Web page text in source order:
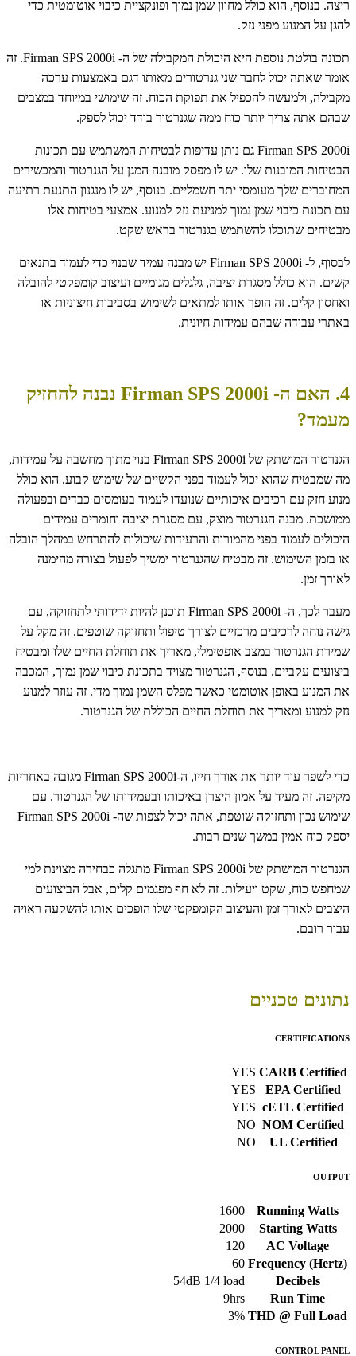
ריצה. בנוסף, הוא כולל מחוון שמן נמוך ופונקציית כיבוי אוטומטית כדי
להגן על המנוע מפני נזק.
תכונה בולטת נוספת היא היכולת המקבילה של ה- Firman SPS 2000i. זה
אומר שאתה יכול לחבר שני גנרטורים מאותו דגם באמצעות ערכה
מקבילה, ולמעשה להכפיל את תפוקת הכוח. זה שימושי במיוחד במצבים
שבהם אתה צריך יותר כוח ממה שגנרטור בודד יכול לספק.
Firman SPS 2000i גם נותן עדיפות לבטיחות המשתמש עם תכונות
הבטיחות המובנות שלו. יש לו מפסק מובנה המגן על הגנרטור והמכשירים
המחוברים שלך מעומסי יתר חשמליים. בנוסף, יש לו מנגנון התנעת רתיעה
עם תכונת כיבוי שמן נמוך למניעת נזק למנוע. אמצעי בטיחות אלו
מבטיחים שתוכלו להשתמש בגנרטור בראש שקט.
לבסוף, ל- Firman SPS 2000i יש מבנה עמיד שבנוי כדי לעמוד בתנאים
קשים. הוא כולל מסגרת יציבה, גלגלים מגומיים ועיצוב קומפקטי להובלה
ואחסון קלים. זה הופך אותו למתאים לשימוש בסביבות חיצוניות או
באתרי עבודה שבהם עמידות חיונית.
4. האם ה- Firman SPS 2000i נבנה להחזיק
מעמד?
הגנרטור המושתק של Firman SPS 2000i בנוי מתוך מחשבה על עמידות,
מה שמבטיח שהוא יכול לעמוד בפני הקשיים של שימוש קבוע. הוא כולל
מנוע חזק עם רכיבים איכותיים שנועדו לעמוד בעומסים כבדים ובפעולה
ממושכת. מבנה הגנרטור מוצק, עם מסגרת יציבה וחומרים עמידים
היכולים לעמוד בפני מהמורות והרעידות שיכולות להתרחש במהלך הובלה
או בזמן השימוש. זה מבטיח שהגנרטור ימשיך לפעול בצורה מהימנה
לאורך זמן.
מעבר לכך, ה- Firman SPS 2000i תוכנן להיות ידידותי לתחזוקה, עם
גישה נוחה לרכיבים מרכזיים לצורך טיפול ותחזוקה שוטפים. זה מקל על
שמירת הגנרטור במצב אופטימלי, מאריך את תוחלת החיים שלו ומבטיח
ביצועים עקביים. בנוסף, הגנרטור מצויד בתכונת כיבוי שמן נמוך, המכבה
את המנוע באופן אוטומטי כאשר מפלס השמן נמוך מדי. זה עוזר למנוע
נזק למנוע ומאריך את תוחלת החיים הכוללת של הגנרטור.
כדי לשפר עוד יותר את אורך חייו, ה-Firman SPS 2000i מגובה באחריות
מקיפה. זה מעיד על אמון היצרן באיכותו ובעמידותו של הגנרטור. עם
שימוש נכון ותחזוקה שוטפת, אתה יכול לצפות שה- Firman SPS 2000i
יספק כוח אמין במשך שנים רבות.
הגנרטור המושתק של Firman SPS 2000i מתגלה כבחירה מצוינת למי
שמחפש כוח, שקט ויעילות. זה לא חף מפגמים קלים, אבל הביצועים
היצבים לאורך זמן והעיצוב הקומפקטי שלו הופכים אותו להשקעה ראויה
עבור רובם.
נתונים טכניים
CERTIFICATIONS
CARB Certified
YES
EPA Certified
YES
cETL Certified
YES
NOM Certified
NO
UL Certified
NO
OUTPUT
Running Watts
1600
Starting Watts
2000
AC Voltage
120
Frequency (Hertz)
60
Decibels
54dB 1/4 load
Run Time
9hrs
THD @ Full Load
3%
CONTROL PANEL